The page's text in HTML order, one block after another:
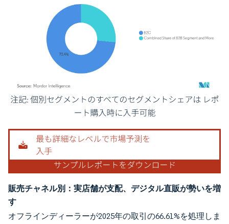
画像 © Mordor Intelligence。再利用にはCC BY 4.0の表示が必要です。
販売チャネル別：実店舗が支配、デジタル直販が勢いを増
す
オフラインディーラーが2025年の取引の66.61%を処理しま